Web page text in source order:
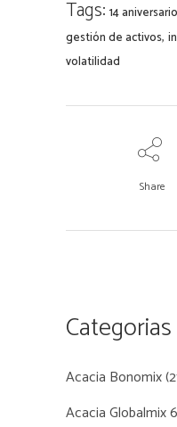
Tags: 14 aniversario
gestión de activos,
volatilidad
Share
Categorias
Acacia Bonomix
Acacia Globalmix